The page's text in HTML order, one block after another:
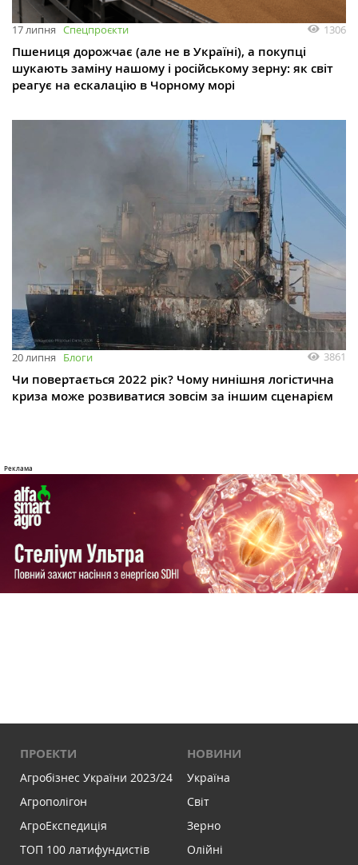
17 липня Спецпроєкти 1306
Пшениця дорожчає (але не в Україні), а покупці
шукають заміну нашому і російському зерну: як світ
реагує на ескалацію в Чорному морі
20 липня Блоги 3861
Чи повертається 2022 рік? Чому нинішня логістична
криза може розвиватися зовсім за іншим сценарієм
ПРОЕКТИ
Агробізнес України 2023/24
Агрополігон
АгроЕкспедиція
ТОП 100 латифундистів
НОВИНИ
Україна
Світ
Зерно
Олійні